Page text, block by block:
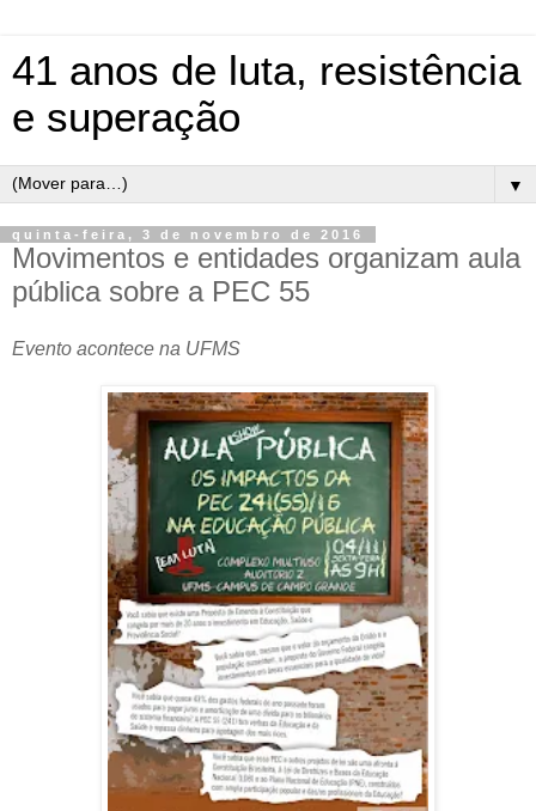
41 anos de luta, resistência
e superação
▼
quinta-feira, 3 de novembro de 2016
Movimentos e entidades organizam aula
pública sobre a PEC 55
Evento acontece na UFMS